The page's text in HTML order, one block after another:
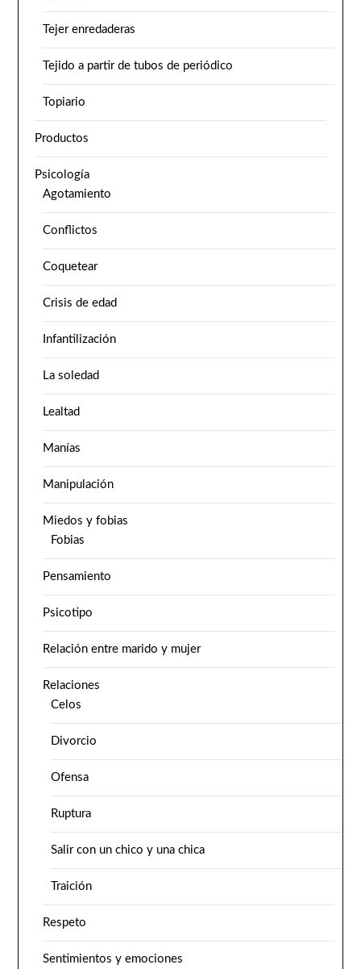
Tejer enredaderas
Tejido a partir de tubos de periódico
Topiario
Productos
Psicología
Agotamiento
Conflictos
Coquetear
Crisis de edad
Infantilización
La soledad
Lealtad
Manías
Manipulación
Miedos y fobias
Fobias
Pensamiento
Psicotipo
Relación entre marido y mujer
Relaciones
Celos
Divorcio
Ofensa
Ruptura
Salir con un chico y una chica
Traición
Respeto
Sentimientos y emociones